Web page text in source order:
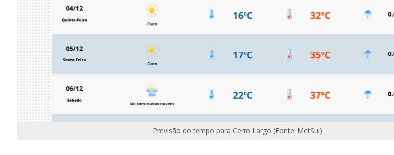
Previsão do tempo para Cerro Largo (Fonte: MetSul)